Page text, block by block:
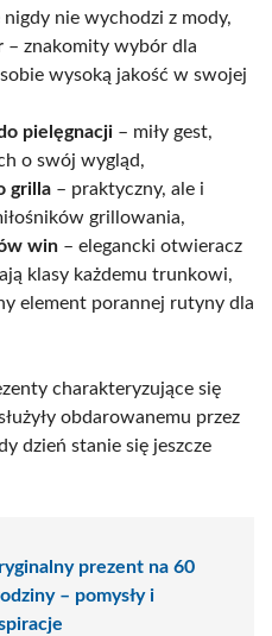
nie wychodzi z mody,
– znakomity wybór dla
wysoką jakość w swojej
pielęgnacji – miły gest,
o swój wygląd,
grilla – praktyczny, ale i
grillowania,
win – elegancki otwieracz
klasy każdemu trunkowi,
element porannej rutyny dla
charakteryzujące się
obdarowanemu przez
dzień stanie się jeszcze
prezent na 60
– pomysły i